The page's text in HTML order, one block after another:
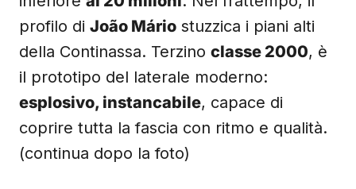
profilo di João Mário stuzzica i piani alti
della Continassa. Terzino classe 2000, è
il prototipo del laterale moderno:
esplosivo, instancabile, capace di
coprire tutta la fascia con ritmo e qualità.
(continua dopo la foto)